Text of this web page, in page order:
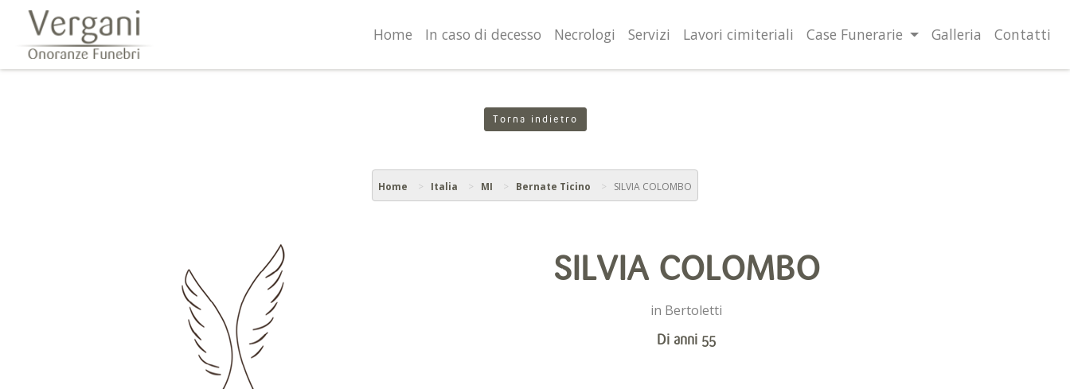
Home In caso di decesso Necrologi Servizi Lavori cimiteriali Case Funerarie Galleria Contatti
Torna indietro
Home Italia MI Bernate Ticino SILVIA COLOMBO
SILVIA COLOMBO
in Bertoletti
Di anni 55
Questo sito o gli strumenti terzi da questo utilizzati si avvalgono di cookie necessari al funzionamento ed utili alle finalità illustrate nella cookie policy. Chiudendo questo banner,
scorrendo questa pagina, cliccando su un link o proseguendo la navigazione in altra maniera, acconsenti all’uso dei cookie. Ulteriori informazioni OK